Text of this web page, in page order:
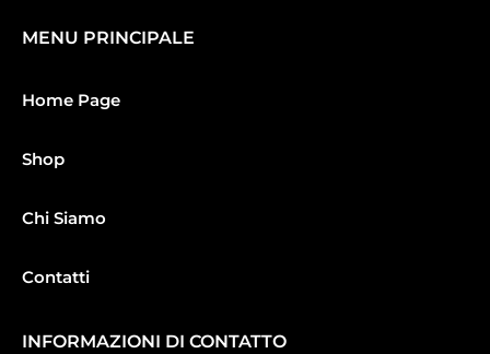
MENU PRINCIPALE
Home Page
Shop
Chi Siamo
Contatti
INFORMAZIONI DI CONTATTO